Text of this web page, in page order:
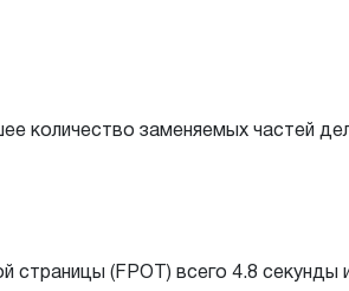
количество заменяемых частей
страницы (FPOT) всего 4.8